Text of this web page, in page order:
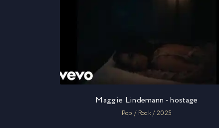
Maggie Lindemann - hostage
Pop / Rock / 2025